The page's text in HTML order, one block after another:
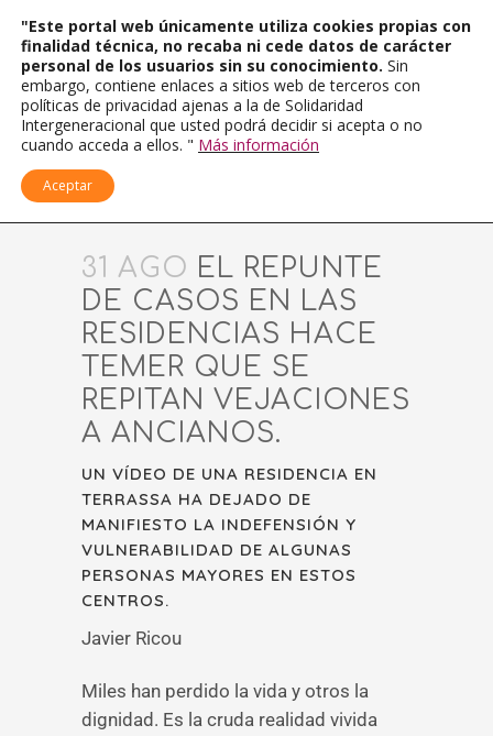
31 AGO EL REPUNTE
DE CASOS EN LAS
RESIDENCIAS HACE
TEMER QUE SE
REPITAN VEJACIONES
A ANCIANOS.
UN VÍDEO DE UNA RESIDENCIA EN
TERRASSA HA DEJADO DE
MANIFIESTO LA INDEFENSIÓN Y
VULNERABILIDAD DE ALGUNAS
PERSONAS MAYORES EN ESTOS
CENTROS.
Javier Ricou
Miles han perdido la vida y otros la
dignidad. Es la cruda realidad vivida
"Este portal web únicamente utiliza cookies propias con
finalidad técnica, no recaba ni cede datos de carácter
personal de los usuarios sin su conocimiento. Sin
embargo, contiene enlaces a sitios web de terceros con
políticas de privacidad ajenas a la de Solidaridad
Intergeneracional que usted podrá decidir si acepta o no
cuando acceda a ellos. " Más información
Aceptar